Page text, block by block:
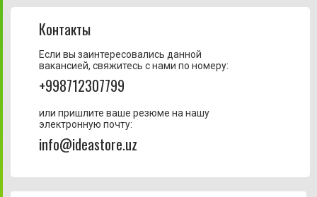
Контакты
Если вы заинтересовались данной
вакансией, свяжитесь с нами по номеру:
+998712307799
или пришлите ваше резюме на нашу
электронную почту:
info@ideastore.uz